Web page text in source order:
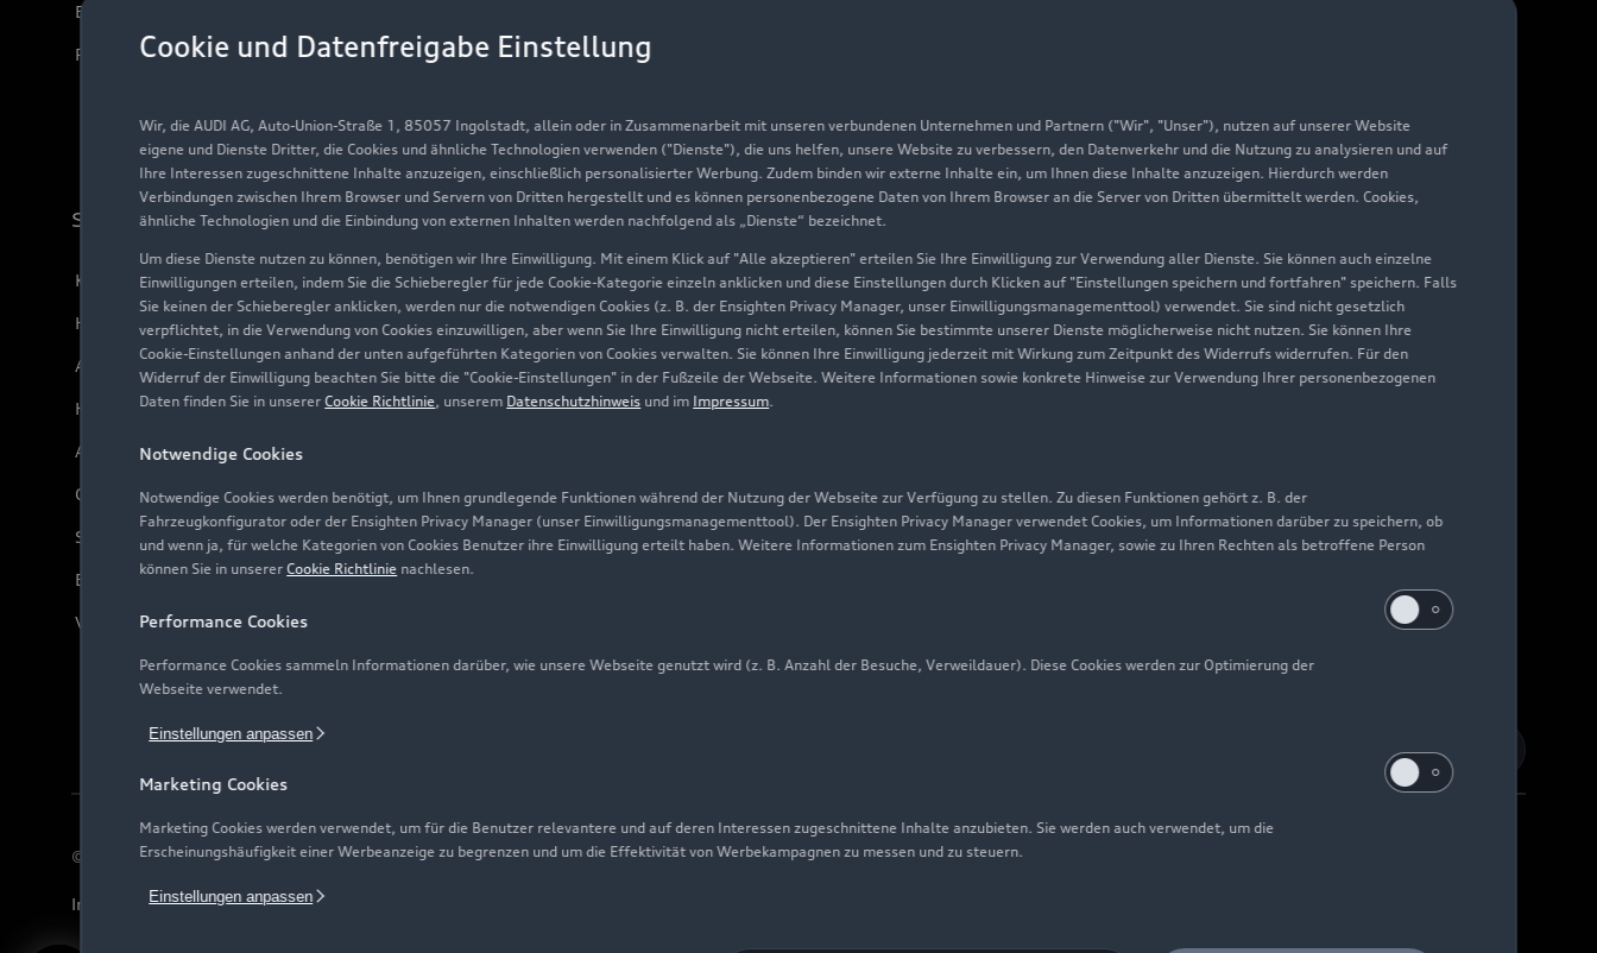
Cookie und Datenfreigabe Einstellung
Wir, die AUDI AG, Auto-Union-Straße 1, 85057 Ingolstadt, allein oder in Zusammenarbeit mit unseren verbundenen Unternehmen und Partnern ("Wir", "Unser"), nutzen auf unserer Website
eigene und Dienste Dritter, die Cookies und ähnliche Technologien verwenden ("Dienste"), die uns helfen, unsere Website zu verbessern, den Datenverkehr und die Nutzung zu analysieren und auf
Ihre Interessen zugeschnittene Inhalte anzuzeigen, einschließlich personalisierter Werbung. Zudem binden wir externe Inhalte ein, um Ihnen diese Inhalte anzuzeigen. Hierdurch werden
Verbindungen zwischen Ihrem Browser und Servern von Dritten hergestellt und es können personenbezogene Daten von Ihrem Browser an die Server von Dritten übermittelt werden. Cookies,
ähnliche Technologien und die Einbindung von externen Inhalten werden nachfolgend als „Dienste“ bezeichnet.
Um diese Dienste nutzen zu können, benötigen wir Ihre Einwilligung. Mit einem Klick auf "Alle akzeptieren" erteilen Sie Ihre Einwilligung zur Verwendung aller Dienste. Sie können auch einzelne
Einwilligungen erteilen, indem Sie die Schieberegler für jede Cookie-Kategorie einzeln anklicken und diese Einstellungen durch Klicken auf "Einstellungen speichern und fortfahren" speichern. Falls
Sie keinen der Schieberegler anklicken, werden nur die notwendigen Cookies (z. B. der Ensighten Privacy Manager, unser Einwilligungsmanagementtool) verwendet. Sie sind nicht gesetzlich
verpflichtet, in die Verwendung von Cookies einzuwilligen, aber wenn Sie Ihre Einwilligung nicht erteilen, können Sie bestimmte unserer Dienste möglicherweise nicht nutzen. Sie können Ihre
Cookie-Einstellungen anhand der unten aufgeführten Kategorien von Cookies verwalten. Sie können Ihre Einwilligung jederzeit mit Wirkung zum Zeitpunkt des Widerrufs widerrufen. Für den
Widerruf der Einwilligung beachten Sie bitte die "Cookie-Einstellungen" in der Fußzeile der Webseite. Weitere Informationen sowie konkrete Hinweise zur Verwendung Ihrer personenbezogenen
Daten finden Sie in unsererCookie Richtlinie, unserem Datenschutzhinweis und im Impressum.
Notwendige Cookies
Notwendige Cookies werden benötigt, um Ihnen grundlegende Funktionen während der Nutzung der Webseite zur Verfügung zu stellen. Zu diesen Funktionen gehört z. B. der
Fahrzeugkonfigurator oder der Ensighten Privacy Manager (unser Einwilligungsmanagementtool). Der Ensighten Privacy Manager verwendet Cookies, um Informationen darüber zu speichern, ob
und wenn ja, für welche Kategorien von Cookies Benutzer ihre Einwilligung erteilt haben. Weitere Informationen zum Ensighten Privacy Manager, sowie zu Ihren Rechten als betroffene Person
können Sie in unsererCookie Richtlinie nachlesen.
Performance Cookies
Performance Cookies sammeln Informationen darüber, wie unsere Webseite genutzt wird (z. B. Anzahl der Besuche, Verweildauer). Diese Cookies werden zur Optimierung der
Webseite verwendet.
Einstellungen anpassen
Marketing Cookies
Marketing Cookies werden verwendet, um für die Benutzer relevantere und auf deren Interessen zugeschnittene Inhalte anzubieten. Sie werden auch verwendet, um die
Erscheinungshäufigkeit einer Werbeanzeige zu begrenzen und um die Effektivität von Werbekampagnen zu messen und zu steuern.
Einstellungen anpassen
Elektromodelle
Plug-in-Hybride Finanzierung
Geschäftskunden
Support
Kundenservice
Händlersuche
Audi Code
Häufige Fragen (FAQ)
Audi Online Beratung
Online-Terminvereinbarung
Servicekontakt
Bordbuch & Bedienungsanleitungen
Verträge kündigen
Über Audi
Unternehmen
Karriere
Investor Relations
Presse & Media Center
Audi erleben
Newsletter
© 2026 AUDI AG. Alle Rechte vorbehalten
Impressum Rechtliches Hinweisgebersystem